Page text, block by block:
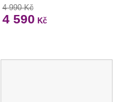
4 990 Kč
4 590 Kč